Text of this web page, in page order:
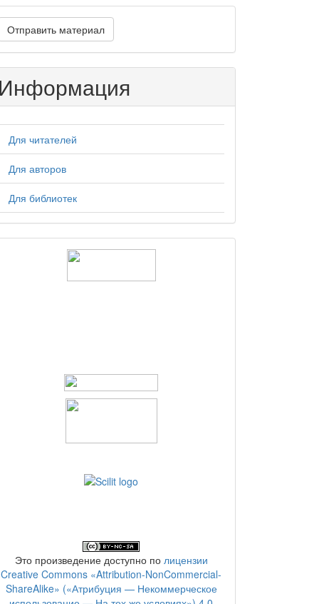
Отправить материал
Информация
Для читателей
Для авторов
Для библиотек
Это произведение доступно по лицензии
Creative Commons «Attribution-NonCommercial-
ShareAlike» («Атрибуция — Некоммерческое